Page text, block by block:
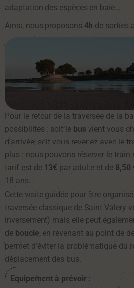
adaptation des espèces en baie …
Ainsi, nous proposons 4h de sorties
Pour le retour de la traversée de la
possibilités : soit le bus vient vous
d’arrivée, soit vous revenez avec le
plus : nous pouvons réserver le train
tarif est de 13€ par adulte et de 8,50
18 ans.
Cette visite guidée pour être
traversée classique de Saint Valery
inversement) mais elle peut
de boucle, en revenant au point de
permet d’éviter la problématique du
déplacement des bus.
Equipement à prévoir :